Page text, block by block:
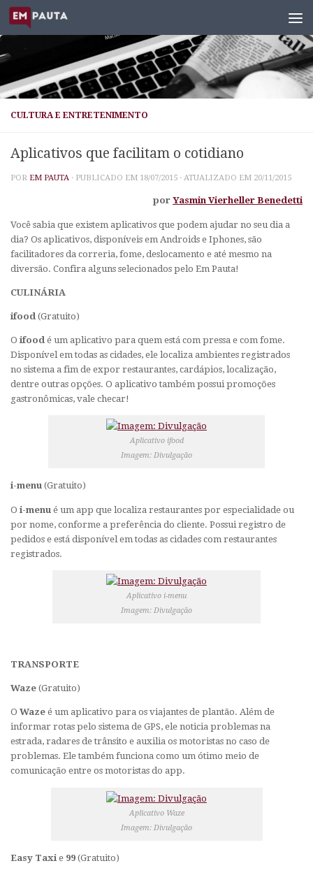
Skip to content
CULTURA E ENTRETENIMENTO
Aplicativos que facilitam o cotidiano
POR EM PAUTA · PUBLICADO EM 18/07/2015 · ATUALIZADO EM 20/11/2015
por Yasmin Vierheller Benedetti
Você sabia que existem aplicativos que podem ajudar no seu dia a
dia? Os aplicativos, disponíveis em Androids e Iphones, são
facilitadores da correria, fome, deslocamento e até mesmo na
diversão. Confira alguns selecionados pelo Em Pauta!
CULINÁRIA
ifood (Gratuito)
O ifood é um aplicativo para quem está com pressa e com fome.
Disponível em todas as cidades, ele localiza ambientes registrados
no sistema a fim de expor restaurantes, cardápios, localização,
dentre outras opções. O aplicativo também possui promoções
gastronômicas, vale checar!
Aplicativo ifood
Imagem: Divulgação
i-menu (Gratuito)
O i-menu é um app que localiza restaurantes por especialidade ou
por nome, conforme a preferência do cliente. Possui registro de
pedidos e está disponível em todas as cidades com restaurantes
registrados.
Aplicativo i-menu
Imagem: Divulgação
TRANSPORTE
Waze (Gratuito)
O Waze é um aplicativo para os viajantes de plantão. Além de
informar rotas pelo sistema de GPS, ele noticia problemas na
estrada, radares de trânsito e auxilia os motoristas no caso de
problemas. Ele também funciona como um ótimo meio de
comunicação entre os motoristas do app.
Aplicativo Waze
Imagem: Divulgação
Easy Taxi e 99 (Gratuito)